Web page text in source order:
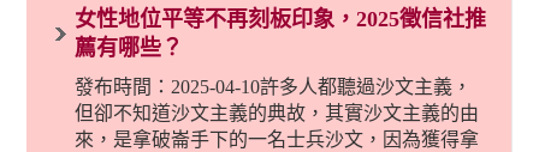
女性地位平等不再刻板印象，2025徵信社推
薦有哪些？
發布時間：2025-04-10許多人都聽過沙文主義，
但卻不知道沙文主義的典故，其實沙文主義的由
來，是拿破崙手下的一名士兵沙文，因為獲得拿